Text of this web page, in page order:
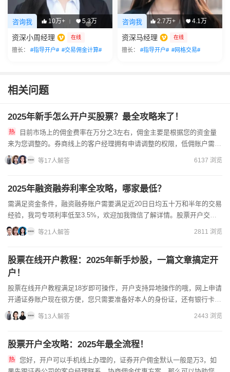
咨询我 10万+ | 5.3万
资深小周经理 在线
擅长： #指导开户# #交易佣金计算#
咨询我 2.7万+ | 4.1万
资深马经理 在线
擅长： #指导开户# #网格交易#
相关问题
2025年新手怎么开户买股票？最全攻略来了！
来为您调整的。券商线上的客户经理拥有申请调整的权限，低佣账户需要
您找到客户经理进行索取开户链接。开户是没有任何的资金要求的，...
等17人解答 6137 浏览
2025年融资融券利率全攻略，哪家最低？
需满足资金条件，融资融券账户需要满足近20日日均五十万和半年的交易
经验，我司专项利率低至3.5%，欢迎加我微信了解详情。股票开户交易
的费用需要和券商的客户经理协商，只需要下载开户券商的...
等21人解答 2811 浏览
股票在线开户教程：2025年新手炒股，一篇文章搞定开
户！
股票在线开户教程满足18岁即可操作，开户支持异地操作的哦，网上申请
开通证券账户现在很方便，您只需要准备好本人的身份证，还有银行卡即
可只需准备常见的银行卡本人的二代身份证就可以了。网上股...
等13人解答 2443 浏览
股票开户全攻略：2025年最全流程！